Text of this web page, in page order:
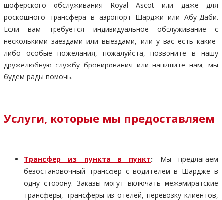
шоферского обслуживания Royal Ascot или даже для
роскошного трансфера в аэропорт Шарджи или Абу-Даби.
Если вам требуется индивидуальное обслуживание с
несколькими заездами или выездами, или у вас есть какие-
либо особые пожелания, пожалуйста, позвоните в нашу
дружелюбную службу бронирования или напишите нам, мы
будем рады помочь.
Услуги, которые мы предоставляем
Трансфер из пункта в пункт: Мы предлагаем
безостановочный трансфер с водителем в Шардже в
одну сторону. Заказы могут включать межэмиратские
трансферы, трансферы из отелей, перевозку клиентов,